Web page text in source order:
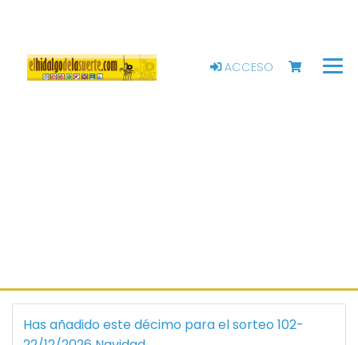
ACCESO
Has añadido este décimo para el sorteo 102-